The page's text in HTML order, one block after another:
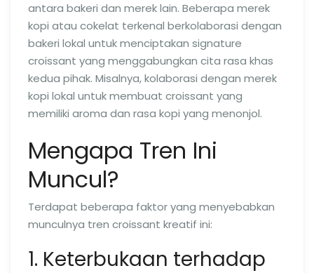
antara bakeri dan merek lain. Beberapa merek
kopi atau cokelat terkenal berkolaborasi dengan
bakeri lokal untuk menciptakan signature
croissant yang menggabungkan cita rasa khas
kedua pihak. Misalnya, kolaborasi dengan merek
kopi lokal untuk membuat croissant yang
memiliki aroma dan rasa kopi yang menonjol.
Mengapa Tren Ini
Muncul?
Terdapat beberapa faktor yang menyebabkan
munculnya tren croissant kreatif ini:
1. Keterbukaan terhadap